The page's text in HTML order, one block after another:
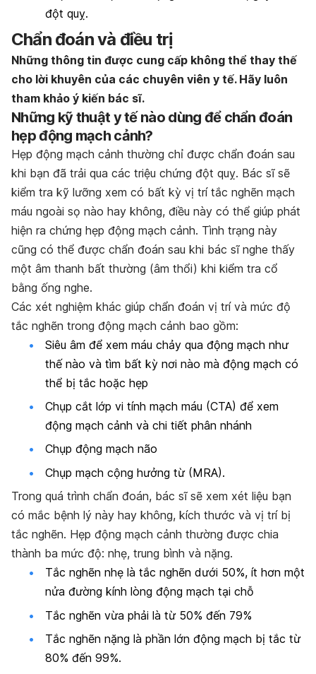
đột quỵ.
Chẩn đoán và điều trị
Những thông tin được cung cấp không thể thay thế
cho lời khuyên của các chuyên viên y tế. Hãy luôn
tham khảo ý kiến bác sĩ.
Những kỹ thuật y tế nào dùng để chẩn đoán
hẹp động mạch cảnh?
Hẹp động mạch cảnh thường chỉ được chẩn đoán sau
khi bạn đã trải qua các triệu chứng đột quỵ. Bác sĩ sẽ
kiểm tra kỹ lưỡng xem có bất kỳ vị trí tắc nghẽn mạch
máu ngoài sọ nào hay không, điều này có thể giúp phát
hiện ra chứng hẹp động mạch cảnh. Tình trạng này
cũng có thể được chẩn đoán sau khi bác sĩ nghe thấy
một âm thanh bất thường (âm thổi) khi kiểm tra cổ
bằng ống nghe.
Các xét nghiệm khác giúp chẩn đoán vị trí và mức độ
tắc nghẽn trong động mạch cảnh bao gồm:
Siêu âm để xem máu chảy qua động mạch như
thế nào và tìm bất kỳ nơi nào mà động mạch có
thể bị tắc hoặc hẹp
Chụp cắt lớp vi tính mạch máu (CTA) để xem
động mạch cảnh và chi tiết phân nhánh
Chụp động mạch não
Chụp mạch cộng hưởng từ (MRA).
Trong quá trình chẩn đoán, bác sĩ sẽ xem xét liệu bạn
có mắc bệnh lý này hay không, kích thước và vị trí bị
tắc nghẽn. Hẹp động mạch cảnh thường được chia
thành ba mức độ: nhẹ, trung bình và nặng.
Tắc nghẽn nhẹ là tắc nghẽn dưới 50%, ít hơn một
nửa đường kính lòng động mạch tại chỗ
Tắc nghẽn vừa phải là từ 50% đến 79%
Tắc nghẽn nặng là phần lớn động mạch bị tắc từ
80% đến 99%.